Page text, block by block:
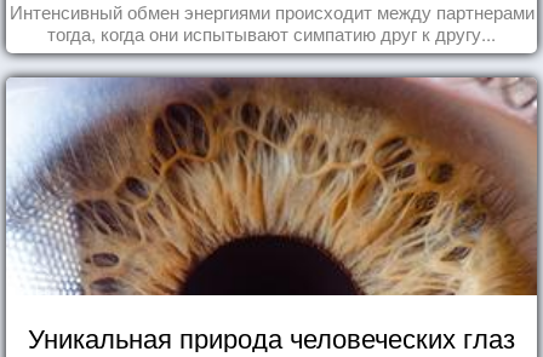
Интенсивный обмен энергиями происходит между партнерами
тогда, когда они испытывают симпатию друг к другу...
Уникальная природа человеческих глаз